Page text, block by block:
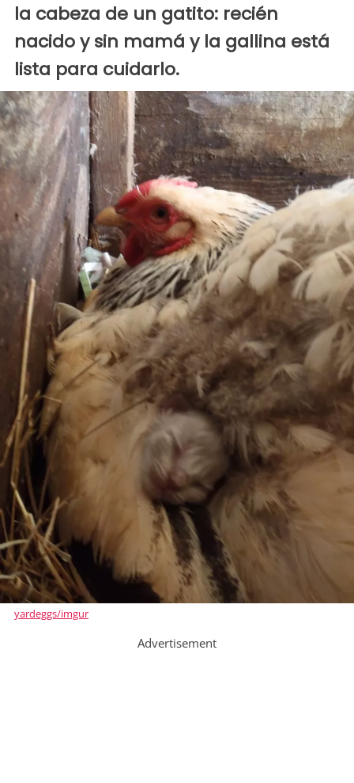
la cabeza de un gatito: recién
nacido y sin mamá y la gallina está
lista para cuidarlo.
yardeggs/imgur
Advertisement